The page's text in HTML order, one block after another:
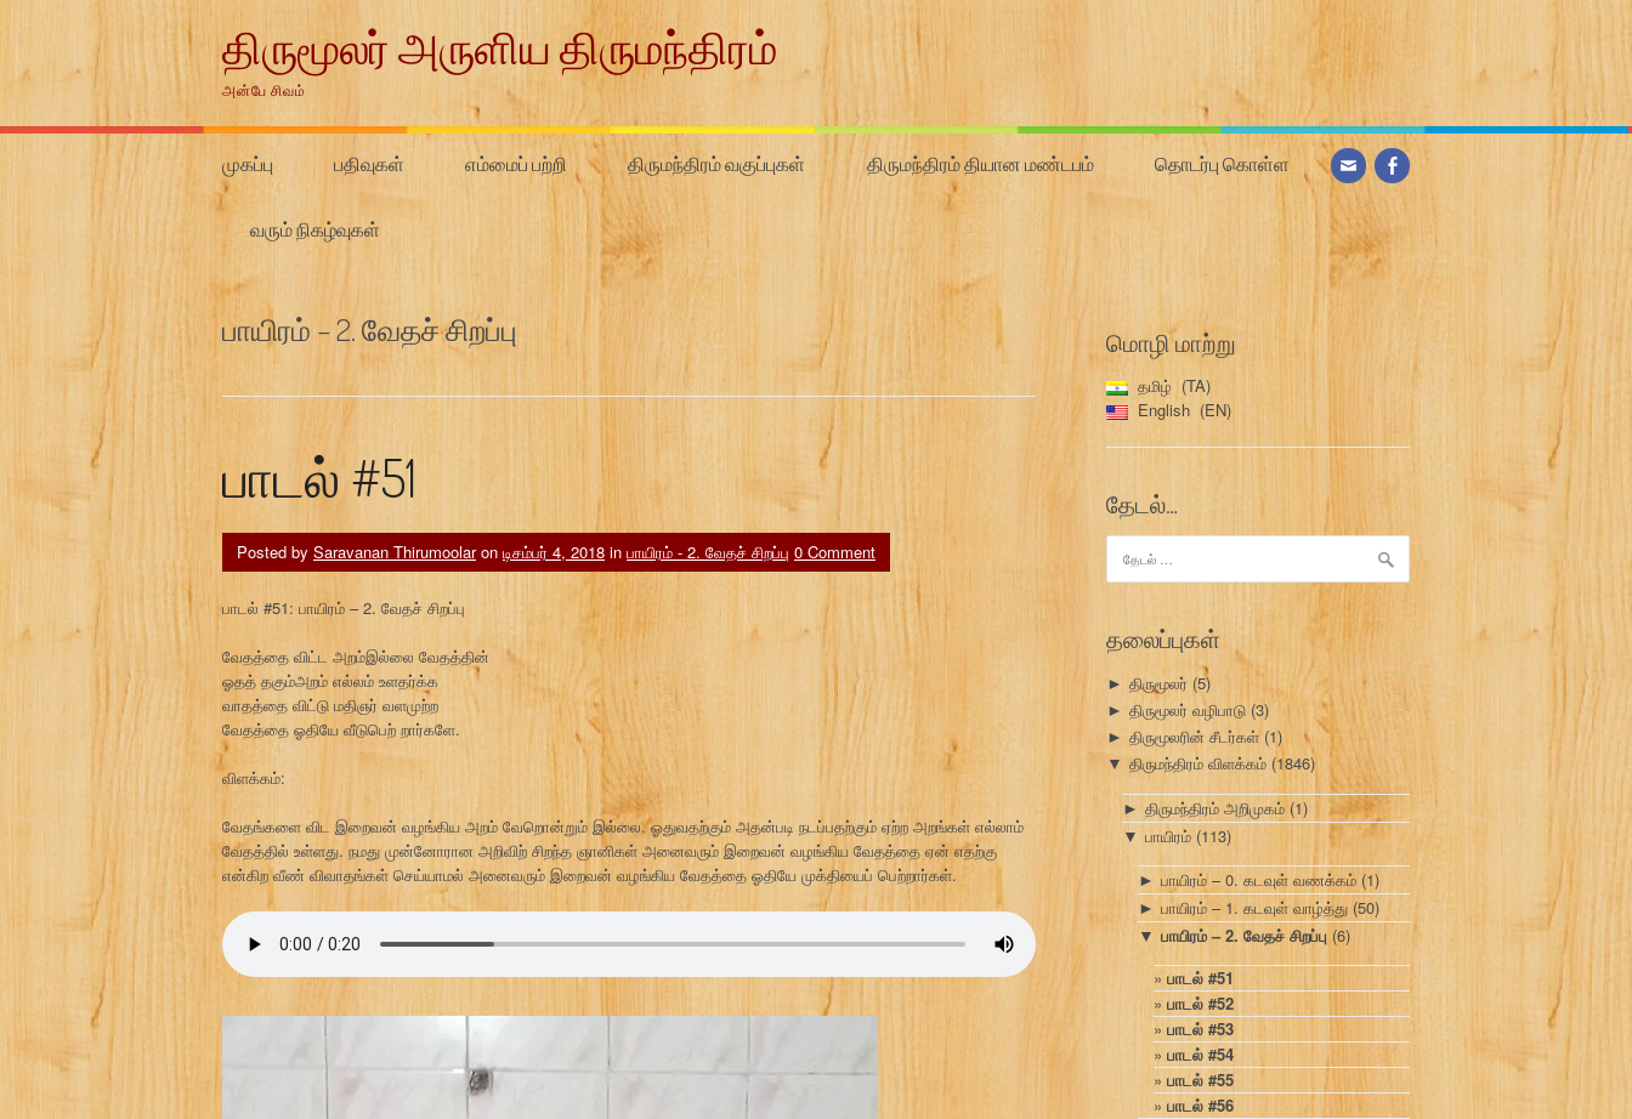
திருமூலர் அருளிய திருமந்திரம்
அன்பே சிவம்
முகப்பு பதிவுகள் எம்மைப் பற்றி திருமந்திரம் வகுப்புகள் திருமந்திரம் தியான மண்டபம் தொடர்பு கொள்ள
வரும் நிகழ்வுகள்
பாயிரம் – 2. வேதச் சிறப்பு
பாடல் #51
Posted by Saravanan Thirumoolaron டிசம்பர் 4, 2018 in பாயிரம் - 2. வேதச் சிறப்பு 0 Comment
பாடல் #51: பாயிரம் – 2. வேதச் சிறப்பு
வேதத்தை விட்ட அறம்இல்லை வேதத்தின்
ஓதத் தகும்அறம் எல்லம் உளதர்க்க
வாதத்தை விட்டு மதிஞர் வளமுற்ற
வேதத்தை ஓதியே வீடுபெற் றார்களே.
விளக்கம்:
வேதங்களை விட இறைவன் வழங்கிய அறம் வேறொன்றும் இல்லை. ஓதுவதற்கும் அதன்படி நடப்பதற்கும் ஏற்ற அறங்கள் எல்லாம்
வேத‍த்தில் உள்ளது. நமது முன்னோரான அறிவிற் சிறந்த ஞானிகள் அனைவரும் இறைவன் வழங்கிய வேதத்தை ஏன் எதற்கு
என்கிற வீண் விவாதங்கள் செய்யாமல் அனைவரும் இறைவன் வழங்கிய வேதத்தை ஓதியே முக்தியைப் பெற்றார்கள்.
மொழி மாற்று
தமிழ்
TA
English
EN
தேடல்…
தேடு:
தலைப்புகள்
► திருமூலர் (5)
► திருமூலர் வழிபாடு (3)
► திருமூலரின் சீடர்கள் (1)
▼ திருமந்திரம் விளக்கம் (1846)
► திருமந்திரம் அறிமுகம் (1)
▼ பாயிரம் (113)
► பாயிரம் – 0. கடவுள் வணக்கம் (1)
► பாயிரம் – 1. கடவுள் வாழ்த்து (50)
▼ பாயிரம் – 2. வேதச் சிறப்பு (6)
பாடல் #51
பாடல் #52
பாடல் #53
பாடல் #54
பாடல் #55
பாடல் #56